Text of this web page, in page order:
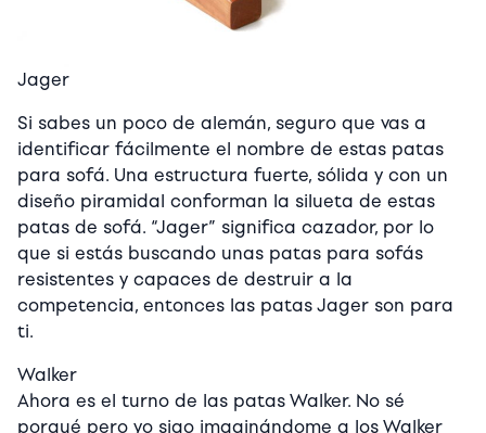
Jager
Si sabes un poco de alemán, seguro que vas a
identificar fácilmente el nombre de estas patas
para sofá. Una estructura fuerte, sólida y con un
diseño piramidal conforman la silueta de estas
patas de sofá. “Jager” significa cazador, por lo
que si estás buscando unas patas para sofás
resistentes y capaces de destruir a la
competencia, entonces las patas Jager son para
ti.
Walker
Ahora es el turno de las patas Walker. No sé
porqué pero yo sigo imaginándome a los Walker